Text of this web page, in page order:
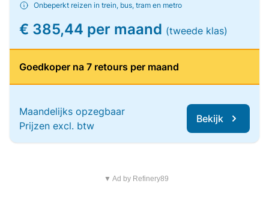
Onbeperkt reizen in trein, bus, tram en metro
€ 385,44 per maand (tweede klas)
Goedkoper na 7 retours per maand
Maandelijks opzegbaar
Prijzen excl. btw
Bekijk
▼ Ad by Refinery89